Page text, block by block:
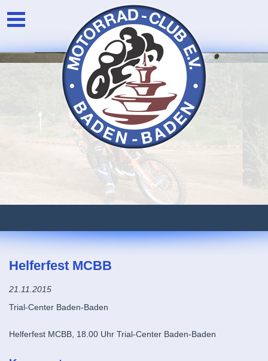
Helferfest MCBB
21.11.2015
Trial-Center Baden-Baden
Helferfest MCBB, 18.00 Uhr Trial-Center Baden-Baden
Unser Verein
Die Vorstandschaft